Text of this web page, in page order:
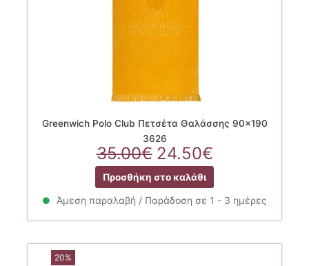
Greenwich Polo Club Πετσέτα Θαλάσσης 90×190
3626
35.00€ Original
price
was:
35.00€.
24.50€Η
τρέχουσα
τιμή
είναι:
Προσθήκη στο καλάθι
Άμεση παραλαβή / Παράδοση σε 1 - 3 ημέρες
20%